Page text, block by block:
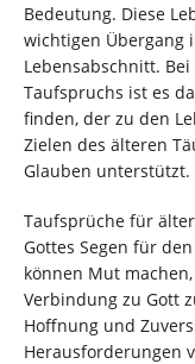
Bedeutung. Diese
wichtigen Übergang
Lebensabschnitt.
Taufspruchs ist es
finden, der zu den
Zielen des älteren
Glauben unterstützt.
Taufsprüche für
Gottes Segen für
können Mut
Verbindung zu Gott
Hoffnung und
Herausforderungen